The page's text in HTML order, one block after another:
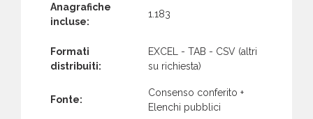
Anagrafiche
incluse:
1.183
Formati
distribuiti:
EXCEL - TAB - CSV (altri
su richiesta)
Fonte:
Consenso conferito +
Elenchi pubblici